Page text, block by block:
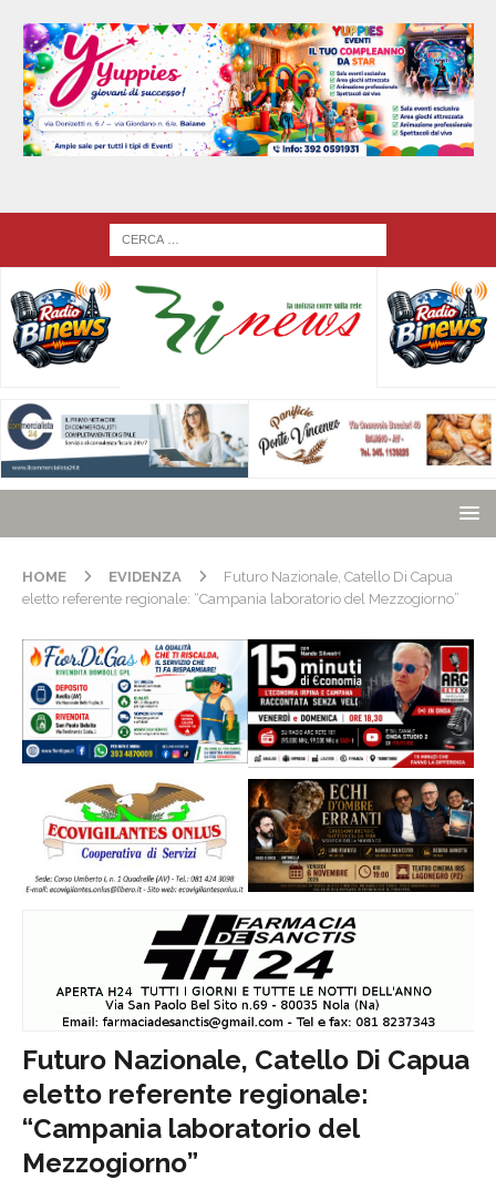
HOME EVIDENZA
Futuro Nazionale, Catello Di Capua
eletto referente regionale: “Campania laboratorio del Mezzogiorno”
Futuro Nazionale, Catello Di Capua
eletto referente regionale:
“Campania laboratorio del
Mezzogiorno”